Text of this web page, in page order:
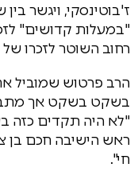
ז'בוטינסקי, ויגשר
"במעלות קדושים"
רחוב השוטר לזכרו של
הרב פרטוש שמוביל
בשקט בשקט אך
"לא היה תקדים כזה
ראש הישיבה חכם בן
חי".